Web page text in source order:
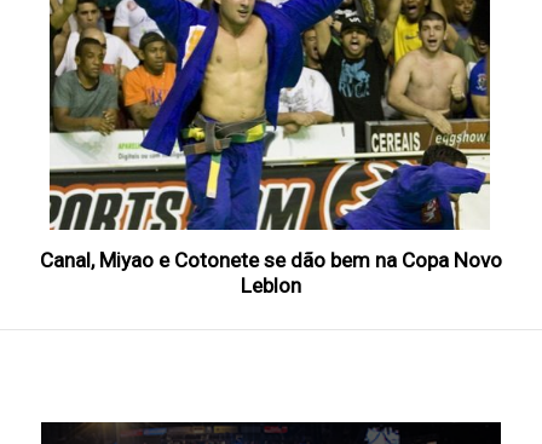
Canal, Miyao e Cotonete se dão bem na Copa Novo
Leblon